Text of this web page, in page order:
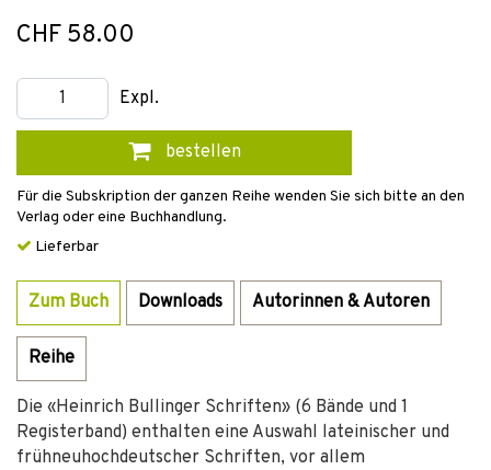
CHF 58.00
Expl.
bestellen
Für die Subskription der ganzen Reihe wenden Sie sich bitte an den
Verlag oder eine Buchhandlung.
Lieferbar
Zum Buch Downloads Autorinnen & Autoren
Reihe
Die «Heinrich Bullinger Schriften» (6 Bände und 1
Registerband) enthalten eine Auswahl lateinischer und
frühneuhochdeutscher Schriften, vor allem